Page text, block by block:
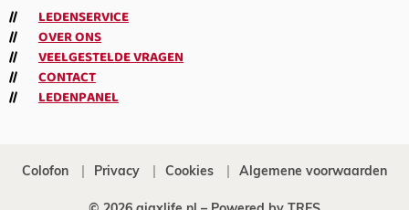
LEDENSERVICE
OVER ONS
VEELGESTELDE VRAGEN
CONTACT
LEDENPANEL
Colofon Privacy Cookies Algemene voorwaarden